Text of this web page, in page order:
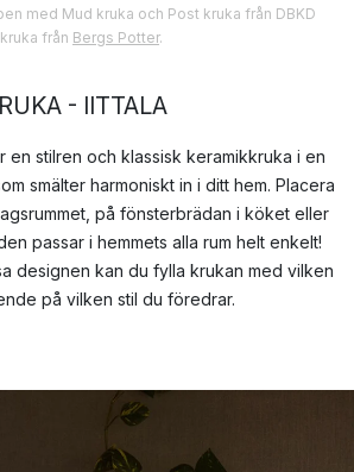
med Mud kruka och Post kruka från DBKD
från Bergs Potter.
- IITTALA
en stilren och klassisk keramikkruka i en
smälter harmoniskt in i ditt hem. Placera
på fönsterbrädan i köket eller
passar i hemmets alla rum helt enkelt!
designen kan du fylla krukan med vilken
på vilken stil du föredrar.